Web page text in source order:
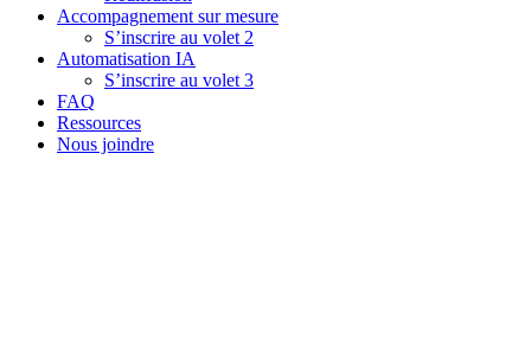
Accompagnement sur mesure
S’inscrire au volet 2
Automatisation IA
S’inscrire au volet 3
FAQ
Ressources
Nous joindre